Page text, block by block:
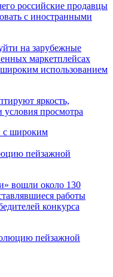
российские продавцы
с иностранными
использованием
яркость,
условия просмотра
пейзажной
вошли около 130
работы
конкурса